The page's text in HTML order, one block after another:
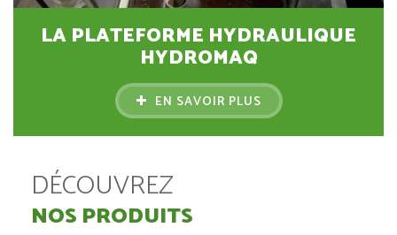
LA PLATEFORME HYDRAULIQUE
HYDROMAQ
EN SAVOIR PLUS
DÉCOUVREZ
NOS PRODUITS